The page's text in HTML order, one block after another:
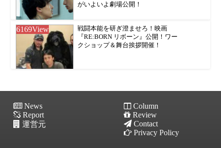
がいよいよ劇場公開！
6169View
戦闘本能を研ぎ澄ませろ！映画
『RE:BORN リボーン』公開！ワー
クショップ＆舞台挨拶開催！
News
Column
Report
Review
運営元
Contact
Privacy Policy